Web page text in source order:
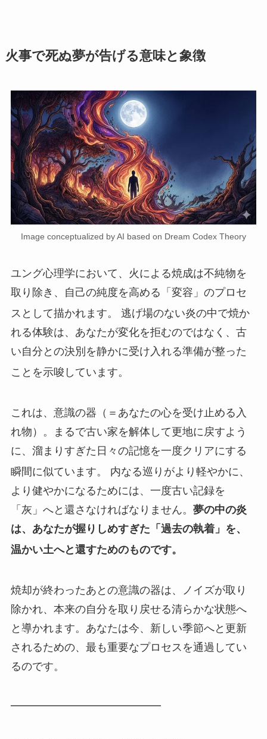
火事で死ぬ夢が告げる意味と象徴
Image conceptualized by AI based on Dream Codex Theory
ユング心理学において、火による焼成は不純物を
取り除き、自己の純度を高める「変容」のプロセ
スとして描かれます。
逃げ場のない炎の中で焼か
れる体験は、あなたが変化を拒むのではなく、古
い自分との決別を静かに受け入れる準備が整った
ことを示唆しています。
これは、意識の器（＝あなたの心を受け止める入
れ物）。まるで古い家を解体して更地に戻すよう
に、溜まりすぎた日々の記憶を一度クリアにする
瞬間に似ています。
内なる巡りがより軽やかに、
より健やかになるためには、一度古い記録を
「灰」へと還さなければなりません。 夢の中の炎
は、あなたが握りしめすぎた「過去の執着」を、
温かい土へと還すためのものです。
焼却が終わったあとの意識の器は、ノイズが取り
除かれ、本来の自分を取り戻せる清らかな状態へ
と導かれます。あなたは今、新しい季節へと更新
されるための、最も重要なプロセスを通過してい
るのです。
━━━━━━━━━━━━━━